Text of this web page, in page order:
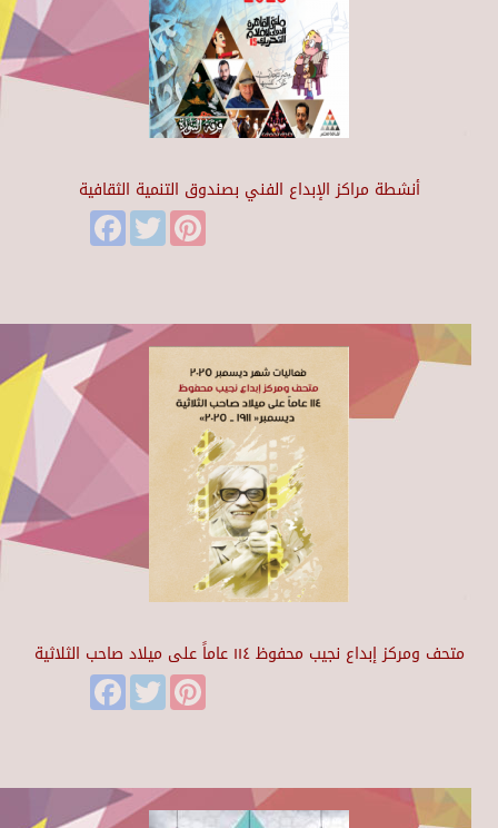
أنشطة مراكز الإبداع الفني بصندوق التنمية الثقافية
FacebookTwitter
متحف ومركز إبداع نجيب محفوظ ١١٤ عاماً على ميلاد صاحب الثلاثية
FacebookTwitter